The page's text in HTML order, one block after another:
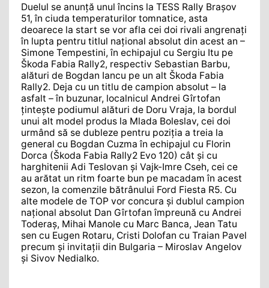
Duelul se anunță unul încins la TESS Rally Brașov
51, în ciuda temperaturilor tomnatice, asta
deoarece la start se vor afla cei doi rivali angrenați
în lupta pentru titlul național absolut din acest an –
Simone Tempestini, în echipajul cu Sergiu Itu pe
Škoda Fabia Rally2, respectiv Sebastian Barbu,
alături de Bogdan Iancu pe un alt Škoda Fabia
Rally2. Deja cu un titlu de campion absolut – la
asfalt – în buzunar, localnicul Andrei Gîrtofan
țintește podiumul alături de Doru Vraja, la bordul
unui alt model produs la Mlada Boleslav, cei doi
urmând să se dubleze pentru poziția a treia la
general cu Bogdan Cuzma în echipajul cu Florin
Dorca (Škoda Fabia Rally2 Evo 120) cât și cu
harghitenii Adi Teslovan și Vajk-Imre Cseh, cei ce
au arătat un ritm foarte bun pe macadam în acest
sezon, la comenzile bătrânului Ford Fiesta R5. Cu
alte modele de TOP vor concura și dublul campion
național absolut Dan Gîrtofan împreună cu Andrei
Toderaș, Mihai Manole cu Marc Banca, Jean Tatu
sen cu Eugen Rotaru, Cristi Dolofan cu Traian Pavel
precum și invitații din Bulgaria – Miroslav Angelov
și Sivov Nedialko.